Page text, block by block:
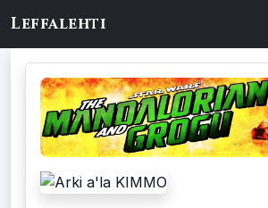
Leffalehti